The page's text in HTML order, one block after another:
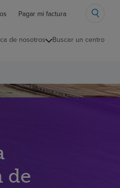
Pagar mi factura
de nosotros Buscar un centro
de